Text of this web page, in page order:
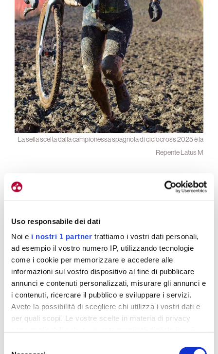
Uso responsabile dei dati
Noi e i nostri 1 partner trattiamo i vostri dati personali,
ad esempio il vostro numero IP, utilizzando tecnologie
come i cookie per memorizzare e accedere alle
informazioni sul vostro dispositivo al fine di pubblicare
annunci e contenuti personalizzati, misurare gli annunci e
i contenuti, ricercare il pubblico e sviluppare i servizi.
Avete la possibilità di scegliere chi utilizza i vostri dati e
per quali scopi. Le vostre scelte in materia di privacy
La sella scelta dalla campionessa spagnola di ciclocross 2025 è la
Repente Latus M
Design e prestazioni
La sella Repente Latus M, con una larghezza di
142 mm, si distingue come un prodotto di alta
qualità, ideale sia per il ciclismo sustradache per
l’off-road. Il suo design compatto è pensato per
offrire libertà di movimento durante la pedalata,
adattandosi perfettamente sia agli uomini che alle
donne. La cura per i dettagli è evidente in ogni
singolo aspetto della sella, rendendola un
elemento indispensabile per chi cerca il massimo in